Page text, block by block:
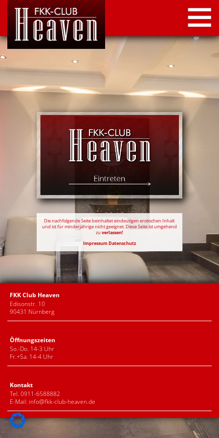
STARTSEITE
LOCATION
NEWS
KONTAKT
IMPRESSUM
DATENSCHUTZ
Die nachfolgende Seite beinhaltet eindeutigen erotischen Inhalt
und ist für minderjährige nicht geeignet. Diese Seite ist umgehend
zu verlassen!
Impressum Datenschutz
FKK Club Heaven
Edisonstr. 10
90431 Nürnberg
Öffnungszeiten
So.-Do. 14-3 Uhr
Fr.+Sa. 14-4 Uhr
Kontakt
Tel. 0911-6588882
E-Mail: info@fkk-club-heaven.de